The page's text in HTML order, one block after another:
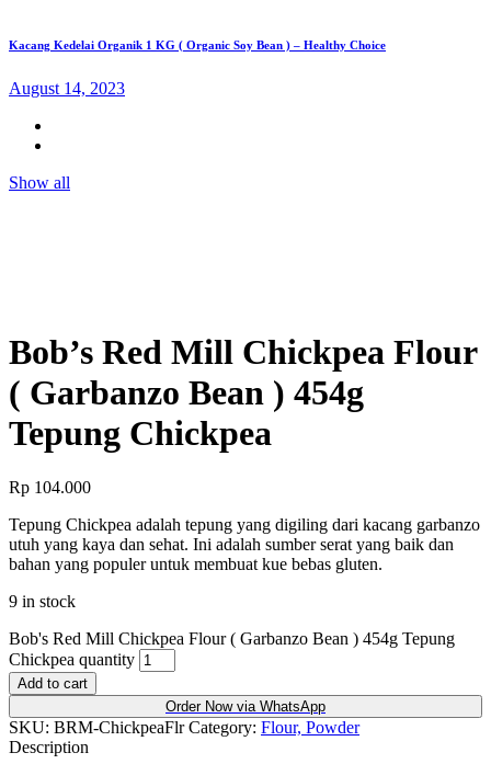
Kacang Kedelai Organik 1 KG ( Organic Soy Bean ) – Healthy Choice
August 14, 2023
Show all
Bob’s Red Mill Chickpea Flour
( Garbanzo Bean ) 454g
Tepung Chickpea
Rp 104.000
Tepung Chickpea adalah tepung yang digiling dari kacang garbanzo
utuh yang kaya dan sehat. Ini adalah sumber serat yang baik dan
bahan yang populer untuk membuat kue bebas gluten.
9 in stock
Bob's Red Mill Chickpea Flour ( Garbanzo Bean ) 454g Tepung
Chickpea quantity
Add to cart
Order Now via WhatsApp
SKU: BRM-ChickpeaFlr Category: Flour, Powder
Description